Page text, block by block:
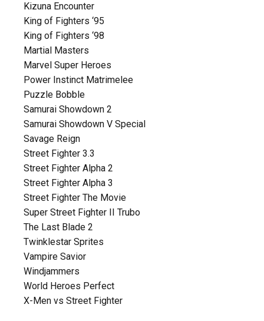
Kizuna Encounter
King of Fighters ‘95
King of Fighters ‘98
Martial Masters
Marvel Super Heroes
Power Instinct Matrimelee
Puzzle Bobble
Samurai Showdown 2
Samurai Showdown V Special
Savage Reign
Street Fighter 3.3
Street Fighter Alpha 2
Street Fighter Alpha 3
Street Fighter The Movie
Super Street Fighter II Trubo
The Last Blade 2
Twinklestar Sprites
Vampire Savior
Windjammers
World Heroes Perfect
X-Men vs Street Fighter